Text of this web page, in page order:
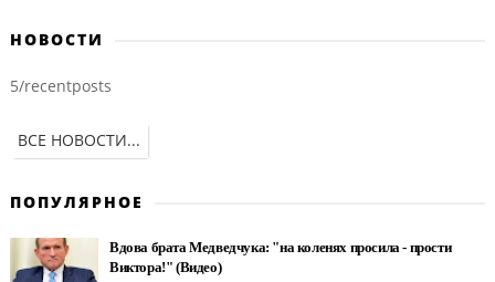
НОВОСТИ
5/recentposts
ВСЕ НОВОСТИ...
ПОПУЛЯРНОЕ
Вдова брата Медведчука: "на коленях просила - прости
Виктора!" (Видео)